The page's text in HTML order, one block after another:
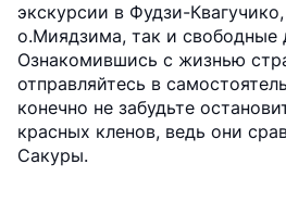
экскурсии в Фудзи-
о.Миядзима, так и свободные
Ознакомившись с жизнью
отправляйтесь в
конечно не забудьте
красных кленов, ведь они
Сакуры.